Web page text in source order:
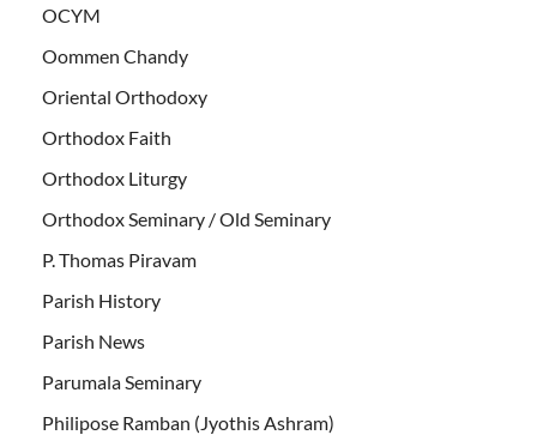
OCYM
Oommen Chandy
Oriental Orthodoxy
Orthodox Faith
Orthodox Liturgy
Orthodox Seminary / Old Seminary
P. Thomas Piravam
Parish History
Parish News
Parumala Seminary
Philipose Ramban (Jyothis Ashram)